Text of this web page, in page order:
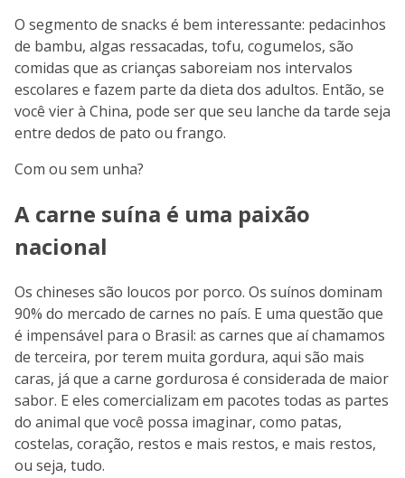
O segmento de snacks é bem interessante: pedacinhos
de bambu, algas ressacadas, tofu, cogumelos, são
comidas que as crianças saboreiam nos intervalos
escolares e fazem parte da dieta dos adultos. Então, se
você vier à China, pode ser que seu lanche da tarde seja
entre dedos de pato ou frango.
Com ou sem unha?
A carne suína é uma paixão
nacional
Os chineses são loucos por porco. Os suínos dominam
90% do mercado de carnes no país. E uma questão que
é impensável para o Brasil: as carnes que aí chamamos
de terceira, por terem muita gordura, aqui são mais
caras, já que a carne gordurosa é considerada de maior
sabor. E eles comercializam em pacotes todas as partes
do animal que você possa imaginar, como patas,
costelas, coração, restos e mais restos, e mais restos,
ou seja, tudo.